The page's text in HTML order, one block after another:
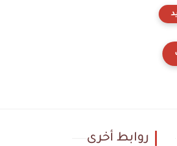
روابط أخرى